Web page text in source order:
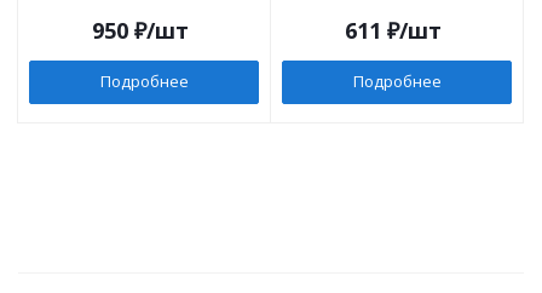
950₽/шт
Подробнее
611 ₽/шт
Подробнее